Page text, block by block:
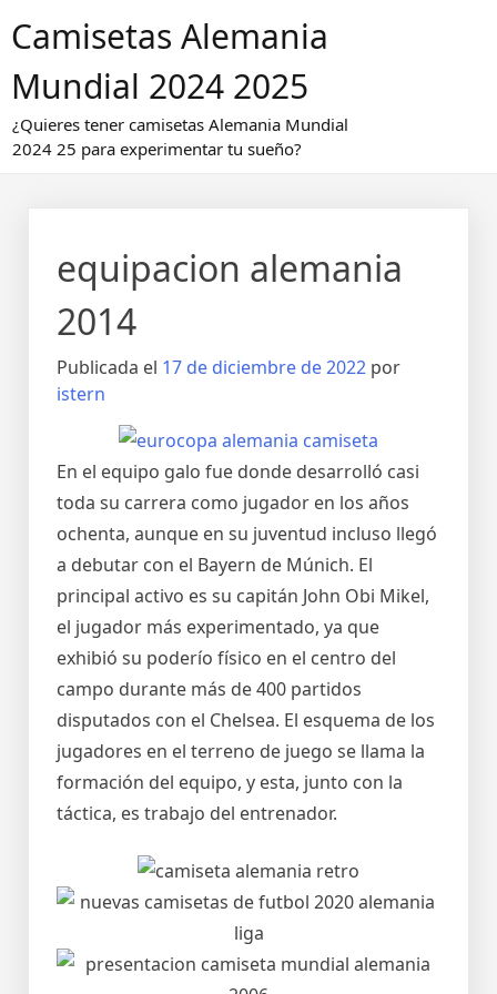
alCamisetas Alemania
Mundial 2024 2025
¿Quieres tener camisetas Alemania Mundial
2024 25 para experimentar tu sueño?
equipacion alemania
2014
Publicada el 17 de diciembre de 2022 por
istern
En el equipo galo fue donde desarrolló casi
toda su carrera como jugador en los años
ochenta, aunque en su juventud incluso llegó
a debutar con el Bayern de Múnich. El
principal activo es su capitán John Obi Mikel,
el jugador más experimentado, ya que
exhibió su poderío físico en el centro del
campo durante más de 400 partidos
disputados con el Chelsea. El esquema de los
jugadores en el terreno de juego se llama la
formación del equipo, y esta, junto con la
táctica, es trabajo del entrenador.